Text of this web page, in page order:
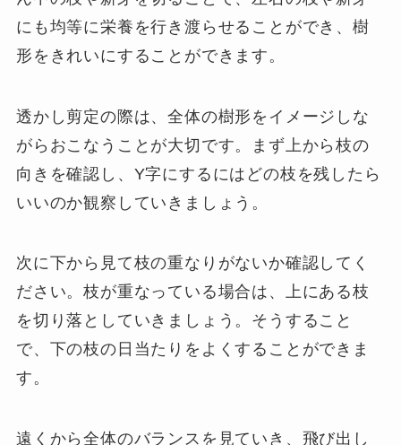
にも均等に栄養を行き渡らせることができ、樹
形をきれいにすることができます。
透かし剪定の際は、全体の樹形をイメージしな
がらおこなうことが大切です。まず上から枝の
向きを確認し、Y字にするにはどの枝を残したら
いいのか観察していきましょう。
次に下から見て枝の重なりがないか確認してく
ださい。枝が重なっている場合は、上にある枝
を切り落としていきましょう。そうすること
で、下の枝の日当たりをよくすることができま
す。
遠くから全体のバランスを見ていき、飛び出し